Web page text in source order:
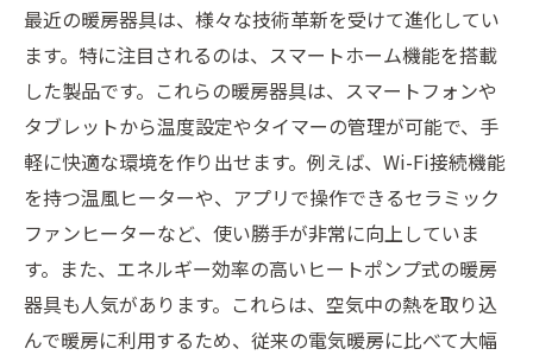
快適さと光熱費の両立：効果的な暖房器具の選
定
あなたに合った暖房器具とは？最新技術で快適
な冬を実現
最近の暖房器具は、様々な技術革新を受けて進化してい
ます。特に注目されるのは、スマートホーム機能を搭載
した製品です。これらの暖房器具は、スマートフォンや
タブレットから温度設定やタイマーの管理が可能で、手
軽に快適な環境を作り出せます。例えば、Wi-Fi接続機能
を持つ温風ヒーターや、アプリで操作できるセラミック
ファンヒーターなど、使い勝手が非常に向上していま
す。また、エネルギー効率の高いヒートポンプ式の暖房
器具も人気があります。これらは、空気中の熱を取り込
んで暖房に利用するため、従来の電気暖房に比べて大幅